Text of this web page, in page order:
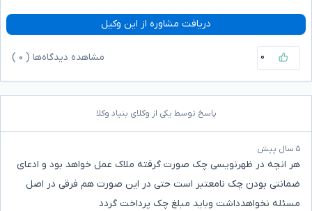
دریافت مشاوره از این وکیل
۰ مشاهده دیدگاه‌ها ( ۰
پاسخ توسط یکی از وکلای بنیاد وکلا
۵ سال پیش
هر انچه در ظهرنویسی چک صورت گرفته ملاک عمل خواهد بود و ادعای
ضمانتی بودن چک نامعتبر است حتی در این صورت هم فرقی در اصل
مسئله نخواهدداشت وباید مبلغ چک پرداخت گردد